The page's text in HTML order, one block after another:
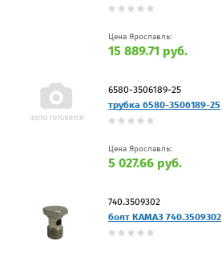
Цена Ярославль:
15 889.71 руб.
6580-3506189-25
трубка 6580-3506189-25
Цена Ярославль:
5 027.66 руб.
740.3509302
болт КАМАЗ 740.3509302